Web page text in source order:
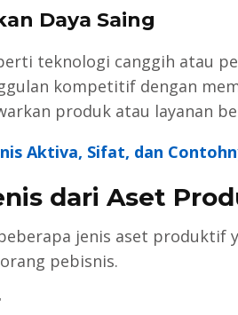
Daya Saing
teknologi canggih atau
kompetitif dengan
produk atau layanan
Aktiva, Sifat, dan
dari Aset
jenis aset produktif
pebisnis.